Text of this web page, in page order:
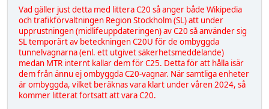
Vad gäller just detta med littera C20 så anger både Wikipedia
och trafikförvaltningen Region Stockholm (SL) att under
upprustningen (midlifeuppdateringen) av C20 så använder sig
SL temporärt av beteckningen C20U för de ombyggda
tunnelvagnarna (enl. ett utgivet säkerhetsmeddelande)
medan MTR internt kallar dem för C25. Detta för att hålla isär
dem från ännu ej ombyggda C20-vagnar. När samtliga enheter
är ombyggda, vilket beräknas vara klart under våren 2024, så
kommer litterat fortsatt att vara C20.